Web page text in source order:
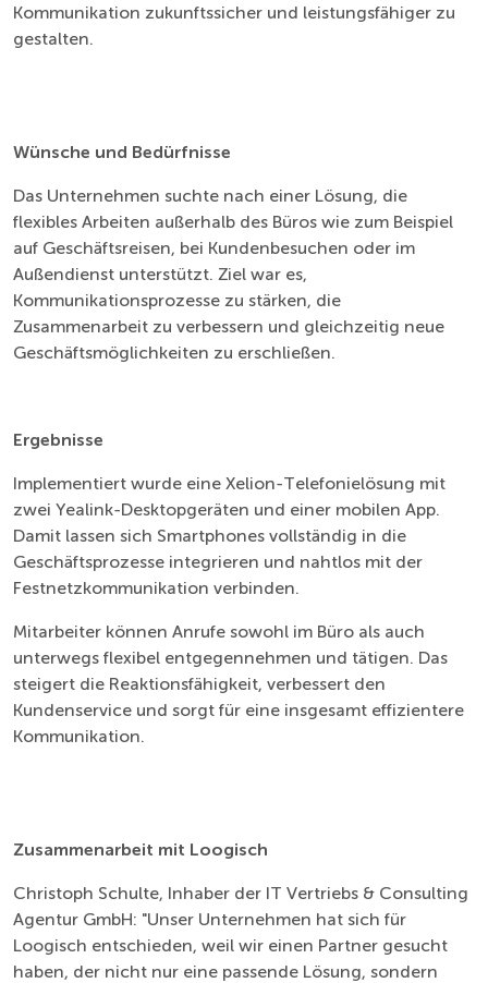
Kommunikation zukunftssicher und leistungsfähiger zu
gestalten.
Wünsche und Bedürfnisse
Das Unternehmen suchte nach einer Lösung, die
flexibles Arbeiten außerhalb des Büros wie zum Beispiel
auf Geschäftsreisen, bei Kundenbesuchen oder im
Außendienst unterstützt. Ziel war es,
Kommunikationsprozesse zu stärken, die
Zusammenarbeit zu verbessern und gleichzeitig neue
Geschäftsmöglichkeiten zu erschließen.
Ergebnisse
Implementiert wurde eine Xelion-Telefonielösung mit
zwei Yealink-Desktopgeräten und einer mobilen App.
Damit lassen sich Smartphones vollständig in die
Geschäftsprozesse integrieren und nahtlos mit der
Festnetzkommunikation verbinden.
Mitarbeiter können Anrufe sowohl im Büro als auch
unterwegs flexibel entgegennehmen und tätigen. Das
steigert die Reaktionsfähigkeit, verbessert den
Kundenservice und sorgt für eine insgesamt effizientere
Kommunikation.
Zusammenarbeit mit Loogisch
Christoph Schulte, Inhaber der IT Vertriebs & Consulting
Agentur GmbH: "Unser Unternehmen hat sich für
Loogisch entschieden, weil wir einen Partner gesucht
haben, der nicht nur eine passende Lösung, sondern